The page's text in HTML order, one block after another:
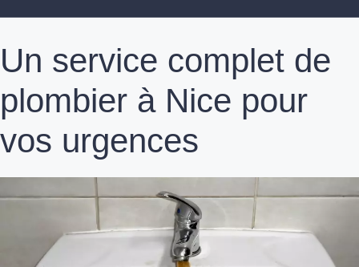
Un service complet de
plombier à Nice pour
vos urgences